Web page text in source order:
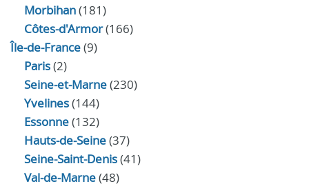
Morbihan(181)
Côtes-d'Armor(166)
Île-de-France(9)
Paris(2)
Seine-et-Marne(230)
Yvelines(144)
Essonne(132)
Hauts-de-Seine(37)
Seine-Saint-Denis(41)
Val-de-Marne(48)